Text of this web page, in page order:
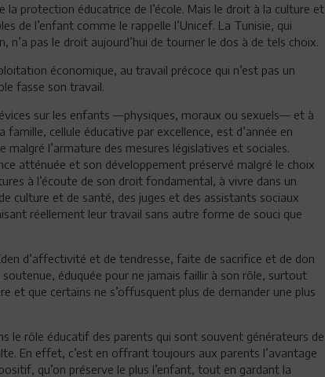
protection éducatrice de l’école. Mais le droit à la culture et
de l’enfant comme le rappelle l’Unicef. La Tunisie, qui
n’a pas le droit aujourd’hui de tourner le dos à de tels choix.
économique, au travail précoce qui n’est pas un
fasse son travail.
sur les enfants —physiques, moraux ou sexuels— et à
cellule éducative par excellence, est d’année en
malgré l’armature des mesures législatives et sociales.
atténuée et son développement préservé malgré le choix
à l’écoute de son droit fondamental, à vivre dans un
culture et de santé, des juges et des assistants sociaux
réellement leur travail sans autre forme de souci que
d’affectivité et de tendresse, faite de sacrifice et de don
éduquée pour ne jamais faillir à son rôle, surtout
et que certains ne s’offusquent plus de demander une plus
le rôle éducatif des parents qui sont souvent générateurs de
En effet, c’est en offrant toujours aux parents l’avantage
qu’on préserve le plus l’enfant, tout en gardant la